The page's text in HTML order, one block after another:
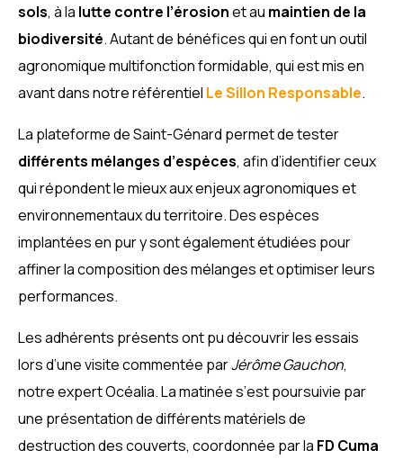
sols, à la lutte contre l’érosionet au maintien de la
biodiversité. Autant de bénéfices qui en font un outil
agronomique multifonction formidable, qui est mis en
avant dans notre référentiel Le Sillon Responsable.
La plateforme de Saint-Génard permet de tester
différents mélanges d’espèces, afin d’identifier ceux
qui répondent le mieux aux enjeux agronomiques et
environnementaux du territoire. Des espèces
implantées en pur y sont également étudiées pour
affiner la composition des mélanges et optimiser leurs
performances.
Les adhérents présents ont pu découvrir les essais
lors d’une visite commentée parJérôme Gauchon,
notre expert Océalia. La matinée s’est poursuivie par
une présentation de différents matériels de
destruction des couverts, coordonnée par la FD Cuma